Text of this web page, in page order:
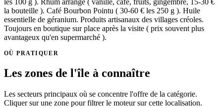
la bouteille ). Café Bourbon Pointu ( 30-60 € les 250 g ). Huile
essentielle de géranium. Produits artisanaux des villages créoles.
Toujours en boutique sur place après la visite ( prix souvent plus
avantageux qu'en supermarché ).
OÙ PRATIQUER
Les zones de l'île à connaître
Les secteurs principaux où se concentre l'offre de la catégorie.
Cliquer sur une zone pour filtrer le moteur sur cette localisation.